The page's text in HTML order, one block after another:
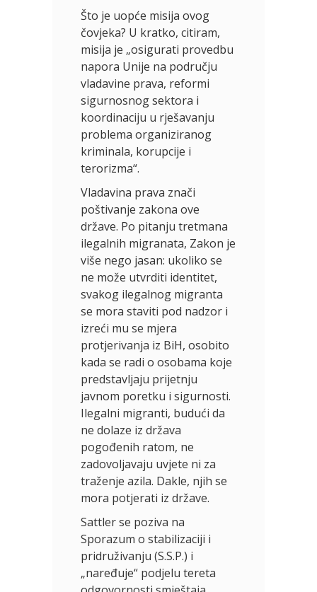
Što je uopće misija ovog
čovjeka? U kratko, citiram,
misija je „osigurati provedbu
napora Unije na području
vladavine prava, reformi
sigurnosnog sektora i
koordinaciju u rješavanju
problema organiziranog
kriminala, korupcije i
terorizma“.
Vladavina prava znači
poštivanje zakona ove
države. Po pitanju tretmana
ilegalnih migranata, Zakon je
više nego jasan: ukoliko se
ne može utvrditi identitet,
svakog ilegalnog migranta
se mora staviti pod nadzor i
izreći mu se mjera
protjerivanja iz BiH, osobito
kada se radi o osobama koje
predstavljaju prijetnju
javnom poretku i sigurnosti.
Ilegalni migranti, budući da
ne dolaze iz država
pogođenih ratom, ne
zadovoljavaju uvjete ni za
traženje azila. Dakle, njih se
mora potjerati iz države.
Sattler se poziva na
Sporazum o stabilizaciji i
pridruživanju (S.S.P.) i
„naređuje“ podjelu tereta